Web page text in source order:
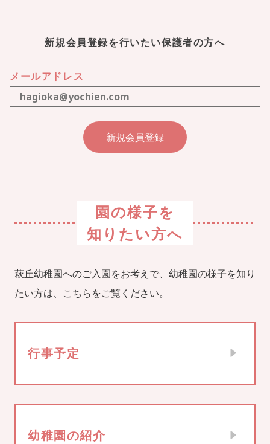
新規会員登録を行いたい保護者の方へ
メールアドレス
園の様子を
知りたい方へ
萩丘幼稚園へのご入園をお考えで、幼稚園の様子を知り
たい方は、こちらをご覧ください。
行事予定
幼稚園の紹介